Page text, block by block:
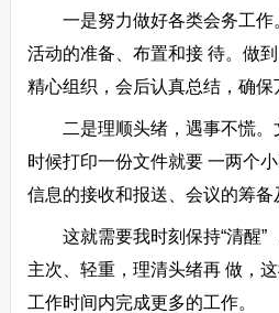
一是努力做好各类会务工作
活动的准备、布置和接 待。做
精心组织，会后认真总结，确保
二是理顺头绪，遇事不慌。
时候打印一份文件就要 一两个
信息的接收和报送、会议的筹备
这就需要我时刻保持“清醒”
主次、轻重，理清头绪再 做，
工作时间内完成更多的工作。